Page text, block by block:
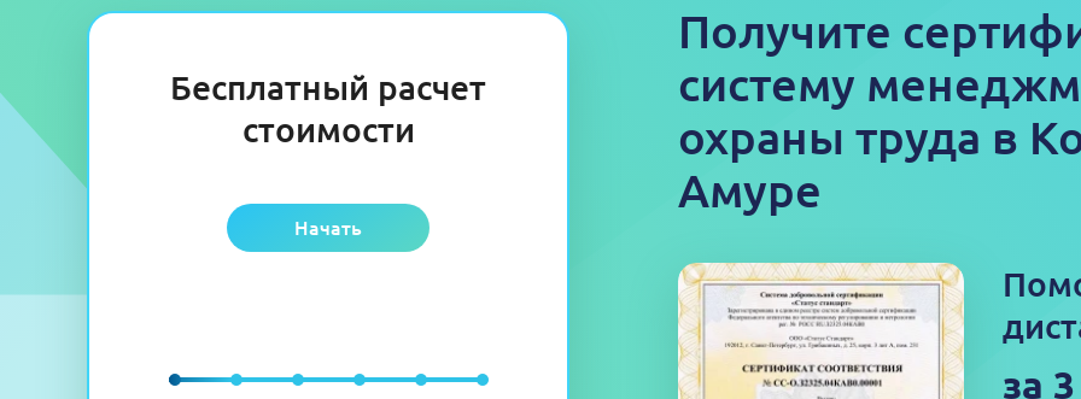
Бесплатный расчет
стоимости
Начать
Получите
систему
охраны труда в
Амуре
за